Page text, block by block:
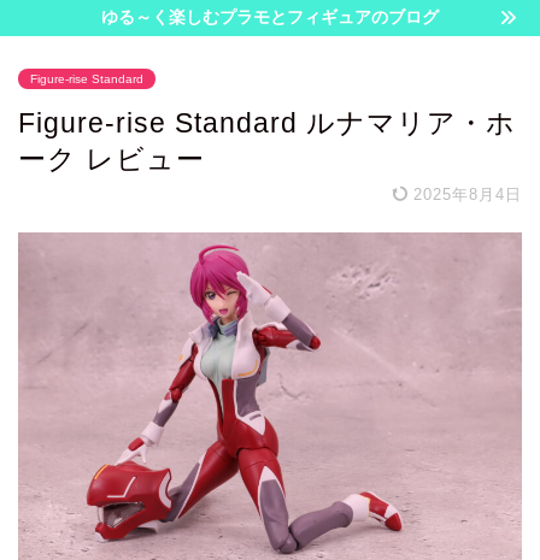
ゆる～く楽しむプラモとフィギュアのブログ
Figure-rise Standard
Figure-rise Standard ルナマリア・ホ
ーク レビュー
2025年8月4日